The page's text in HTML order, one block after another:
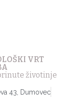
VRT
životinje
43, Dumovec